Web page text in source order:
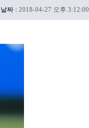
날짜 : 2018-04-27 오후 3:12:00